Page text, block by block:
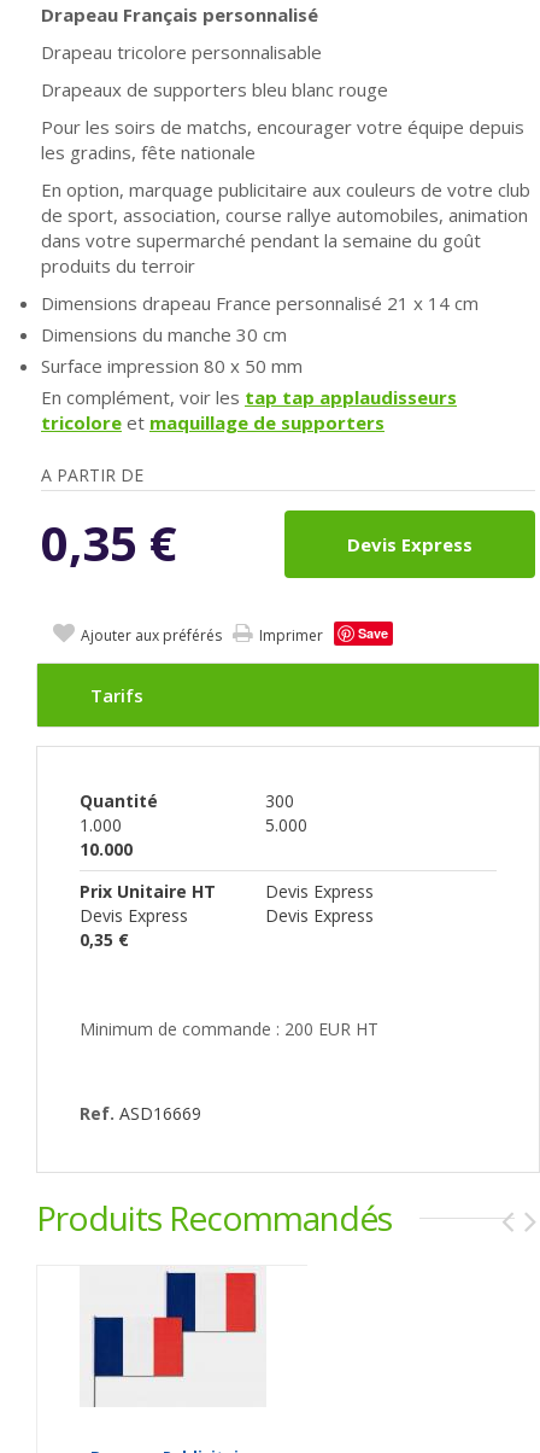
Drapeau Français personnalisé
Drapeau tricolore personnalisable
Drapeaux de supporters bleu blanc rouge
Pour les soirs de matchs, encourager votre équipe depuis
les gradins, fête nationale
En option, marquage publicitaire aux couleurs de votre club
de sport, association, course rallye automobiles, animation
dans votre supermarché pendant la semaine du goût
produits du terroir
Dimensions drapeau France personnalisé 21 x 14 cm
Dimensions du manche 30 cm
Surface impression 80 x 50 mm
En complément, voir les tap tap applaudisseurs
tricolore et maquillage de supporters
A PARTIR DE
0,35 € Devis Express
Ajouter aux préférés Imprimer Save
Tarifs
Quantité
300
1.000
5.000
10.000
Prix Unitaire HT
Devis Express
Devis Express
Devis Express
0,35 €
Minimum de commande : 200 EUR HT
Ref. ASD16669
Produits Recommandés